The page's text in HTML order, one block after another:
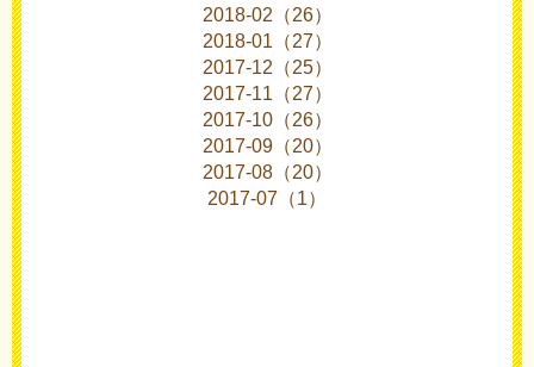
2018-02（26）
2018-01（27）
2017-12（25）
2017-11（27）
2017-10（26）
2017-09（20）
2017-08（20）
2017-07（1）